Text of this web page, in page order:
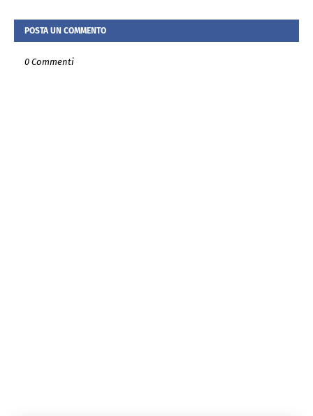
POSTA UN COMMENTO
0 Commenti